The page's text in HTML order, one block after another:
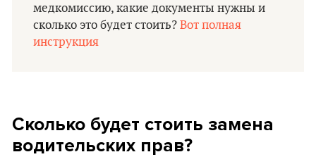
медкомиссию, какие документы нужны и
сколько это будет стоить? Вот полная
инструкция
Сколько будет стоить замена
водительских прав?